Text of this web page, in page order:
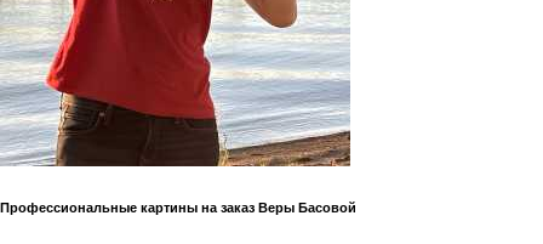
Профессиональные картины на заказ Веры Басовой